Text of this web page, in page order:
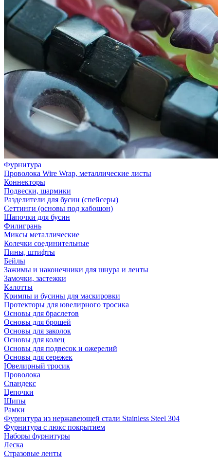
Фурнитура
Проволока Wire Wrap, металлические листы
Коннекторы
Подвески, шармики
Разделители для бусин (спейсеры)
Сеттинги (основы под кабошон)
Шапочки для бусин
Филигрань
Миксы металлические
Колечки соединительные
Пины, штифты
Бейлы
Зажимы и наконечники для шнура и ленты
Замочки, застежки
Калотты
Кримпы и бусины для маскировки
Протекторы для ювелирного тросика
Основы для браслетов
Основы для брошей
Основы для заколок
Основы для колец
Основы для подвесок и ожерелий
Основы для сережек
Ювелирный тросик
Проволока
Спандекс
Цепочки
Шипы
Рамки
Фурнитура из нержавеющей стали Stainless Steel 304
Фурнитура с люкс покрытием
Наборы фурнитуры
Леска
Стразовые ленты